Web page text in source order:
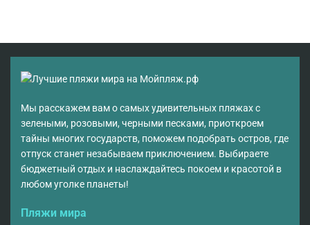
Мы расскажем вам о самых удивительных пляжах с
зелеными, розовыми, черными песками, приоткроем
тайны многих государств, поможем подобрать остров, где
отпуск станет незабываем приключением. Выбираете
бюджетный отдых и наслаждайтесь покоем и красотой в
любом уголке планеты!
Пляжи мира